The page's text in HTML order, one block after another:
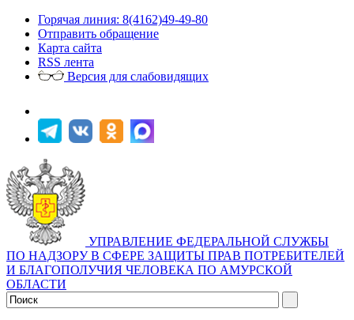
Горячая линия: 8(4162)49-49-80
Отправить обращение
Карта сайта
RSS лента
Версия для слабовидящих
УПРАВЛЕНИЕ ФЕДЕРАЛЬНОЙ СЛУЖБЫ
ПО НАДЗОРУ В СФЕРЕ ЗАЩИТЫ ПРАВ ПОТРЕБИТЕЛЕЙ
И БЛАГОПОЛУЧИЯ ЧЕЛОВЕКА ПО АМУРСКОЙ
ОБЛАСТИ